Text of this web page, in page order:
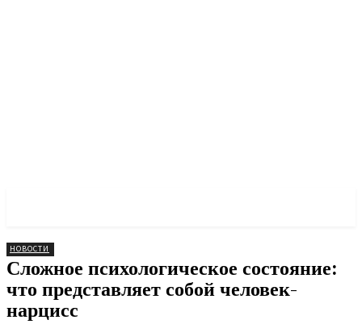
НОВОСТИ
Сложное психологическое состояние:
что представляет собой человек-
нарцисс